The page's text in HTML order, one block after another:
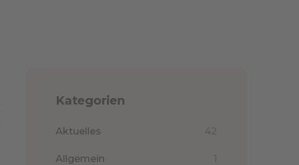
Kategorien
Aktuelles 42
Allgemein 1